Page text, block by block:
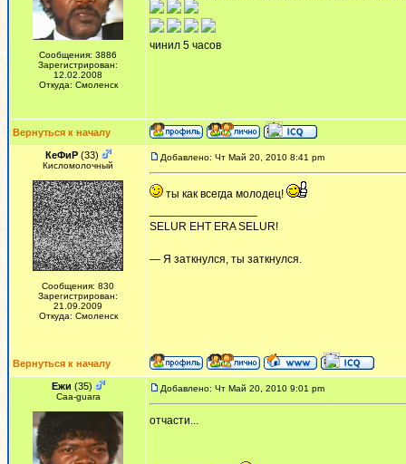
Сообщения: 3886
Зарегистрирован:
12.02.2008
Откуда: Смоленск
чинил 5 часов
Вернуться к началу
КеФиР(33)
Кисломолочный
Сообщения: 830
Зарегистрирован:
21.09.2009
Откуда: Смоленск
Добавлено: Чт Май 20, 2010 8:41 pm
ты как всегда молодец!
SELUR EHT ERA SELUR!
— Я заткнулся, ты заткнулся.
Вернуться к началу
Ежи (35)
Сaa-guara
Добавлено: Чт Май 20, 2010 9:01 pm
отчасти...